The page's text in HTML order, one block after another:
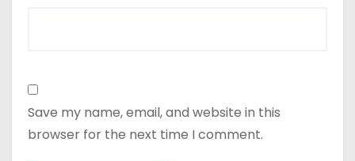
Save my name, email, and website in this
browser for the next time I comment.